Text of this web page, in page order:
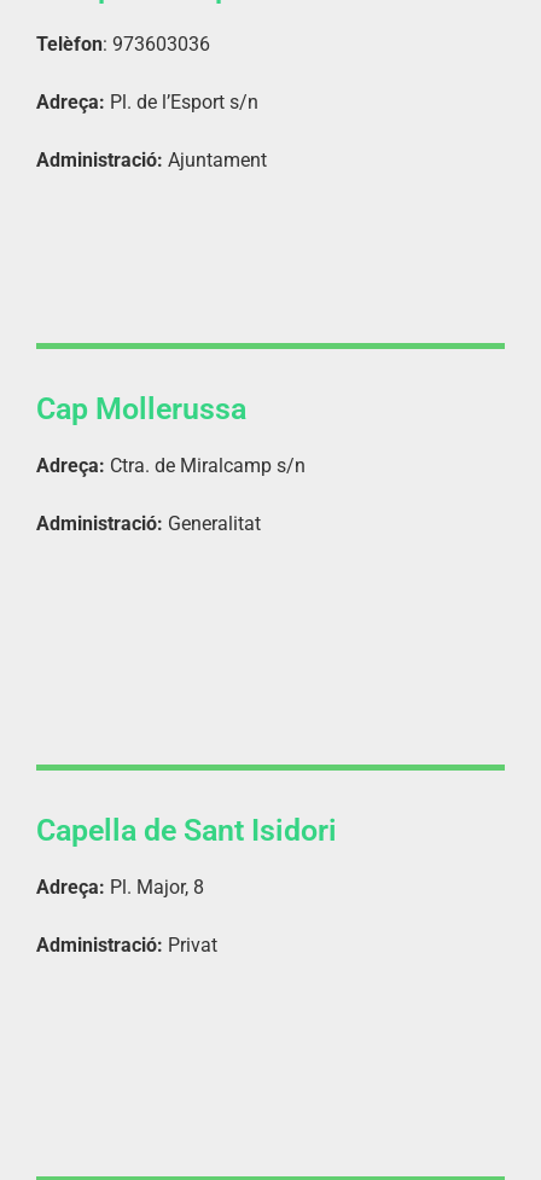
Telèfon: 973603036
Adreça: Pl. de l’Esport s/n
Administració: Ajuntament
Cap Mollerussa
Adreça: Ctra. de Miralcamp s/n
Administració: Generalitat
Capella de Sant Isidori
Adreça: Pl. Major, 8
Administració: Privat